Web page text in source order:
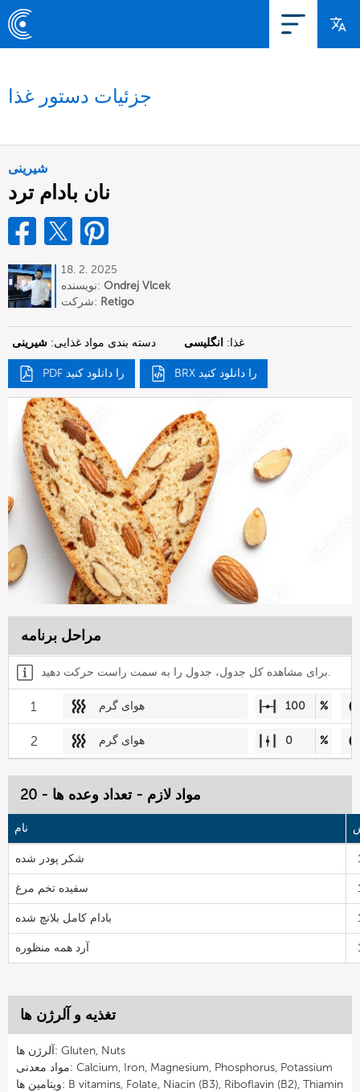
جزئیات دستور غذا
شیرینی
نان بادام ترد
18. 2. 2025
نویسنده: Ondrej Vlcek
شرکت: Retigo
دسته بندی مواد غذایی: شیرینی غذا: انگلیسی
PDF را دانلود کنید BRX را دانلود کنید
مراحل برنامه
برای مشاهده کل جدول، جدول را به سمت راست حرکت دهید.
1 هوای گرم 100 %
2 هوای گرم 0 %
مواد لازم - تعداد وعده ها - 20
نام
شکر پودر شده
سفیده تخم مرغ
بادام کامل بلانچ شده
آرد همه منظوره
تغذیه و آلرژن ها
آلرژن ها: Gluten, Nuts
مواد معدنی: Calcium, Iron, Magnesium, Phosphorus, Potassium
ویتامین ها: B vitamins, Folate, Niacin (B3), Riboflavin (B2), Thiamin